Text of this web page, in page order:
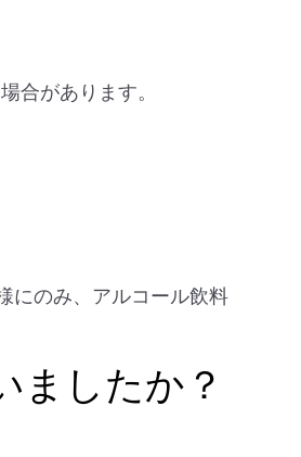
合があります。
にのみ、アルコール飲料
ましたか？